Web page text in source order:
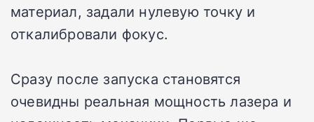
материал, задали нулевую точку и
откалибровали фокус.
Сразу после запуска становятся
очевидны реальная мощность лазера и